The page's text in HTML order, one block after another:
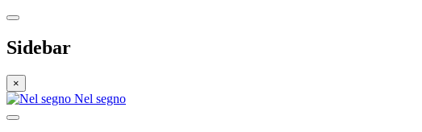
Sidebar
×
Nel segno